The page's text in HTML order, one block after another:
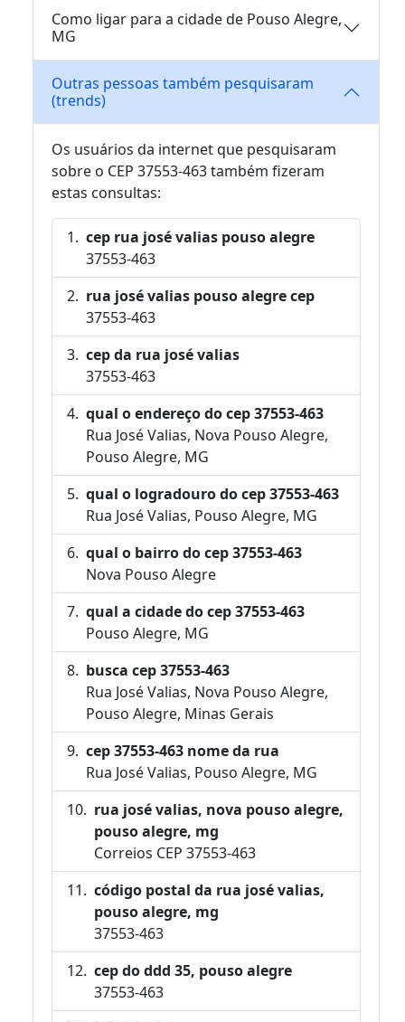
Como ligar para a cidade de Pouso Alegre,
MG
Outras pessoas também pesquisaram
(trends)
Os usuários da internet que pesquisaram
sobre o CEP 37553-463 também fizeram
estas consultas:
cep rua josé valias pouso alegre
37553-463
rua josé valias pouso alegre cep
37553-463
cep da rua josé valias
37553-463
qual o endereço do cep 37553-463
Rua José Valias, Nova Pouso Alegre,
Pouso Alegre, MG
qual o logradouro do cep 37553-463
Rua José Valias, Pouso Alegre, MG
qual o bairro do cep 37553-463
Nova Pouso Alegre
qual a cidade do cep 37553-463
Pouso Alegre, MG
busca cep 37553-463
Rua José Valias, Nova Pouso Alegre,
Pouso Alegre, Minas Gerais
cep 37553-463 nome da rua
Rua José Valias, Pouso Alegre, MG
rua josé valias, nova pouso alegre,
pouso alegre, mg
Correios CEP 37553-463
código postal da rua josé valias,
pouso alegre, mg
37553-463
cep do ddd 35, pouso alegre
37553-463